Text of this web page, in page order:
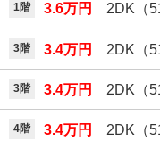
1階 3.6万円 2DK（
3階 3.4万円 2DK（
3階 3.4万円 2DK（
4階 3.4万円 2DK（